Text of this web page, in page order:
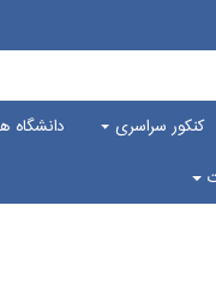
کنکور سراسری دانشگاه